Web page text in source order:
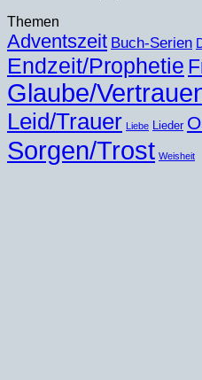
Themen
Adventszeit Buch-Serien
Endzeit/Prophetie
Glaube/
Leid/Trauer Liebe Lieder
Sorgen/Trost Weisheit